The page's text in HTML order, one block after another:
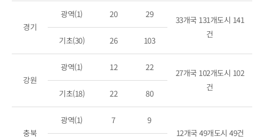
경기
광역(1) 20 29
33개국 131개도시 141
건
기초(30) 26 103
강원
광역(1) 12 22
27개국 102개도시 102
건
기초(18) 22 80
충북
광역(1) 7
9
12개국 49개도시 49건